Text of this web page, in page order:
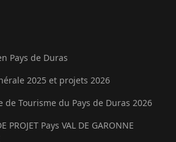
Pays de Duras
2025 et projets 2026
de Tourisme du Pays de Duras 2026
PROJET Pays VAL DE GARONNE